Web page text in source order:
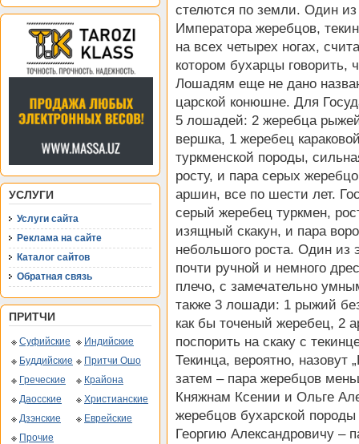
УСЛУГИ
Услуги сайта
Реклама на сайте
Каталог сайтов
Обратная связь
ПРИТЧИ
Суфийские
Индийские
Буддийские
Притчи Ошо
Греческие
Крайона
Даосские
Христианские
Дзэнские
Еврейские
Прочие
стелются по земли. Один
Императора жеребцов,
на всех четырех ногах,
котором бухарцы говорить,
Лошадям еще не дано
царской конюшне. Для
5 лошадей: 2 жеребца
вершка, 1 жеребец
туркменской породы,
росту, и пара серых
аршин, все по шести лет.
серый жеребец туркмен,
изящный скакун, и пара
небольшого роста. Один из
почти ручной и немного
плечо, с замечательно
также 3 лошади: 1 рыжий
как бы точеный жеребец, 2
поспорить на скаку с
Текинца, вероятно, назовут
затем – пара жеребцов
Княжнам Ксении и Ольге
жеребцов бухарской
Георгию Александровичу –